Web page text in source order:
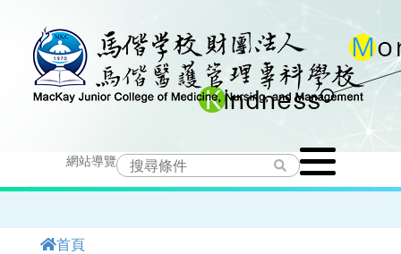
容
網站導覽
Toggle
navigation
首頁